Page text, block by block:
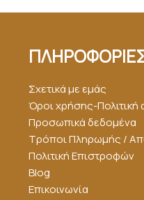
Σχετικά με εμάς
Όροι χρήσης-
Προσωπικά δεδομένα
Τρόποι Πληρωμής /
Πολιτική Επιστροφών
Blog
Επικοινωνία